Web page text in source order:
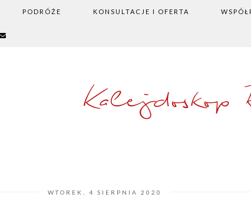
PODRÓŻE KONSULTACJE I OFERTA
Kalejdoskop
WTOREK, 4 SIERPNIA 2020